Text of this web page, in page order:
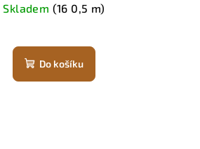
Skladem (16 0,5 m)
Do košíku